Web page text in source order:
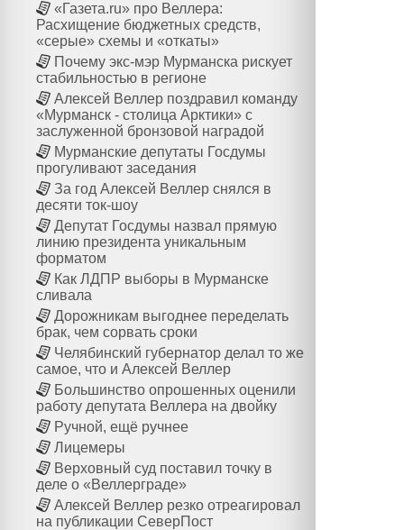
«Газета.ru» про Веллера:
Расхищение бюджетных средств,
«серые» схемы и «откаты»
Почему экс-мэр Мурманска рискует
стабильностью в регионе
Алексей Веллер поздравил команду
«Мурманск - столица Арктики» с
заслуженной бронзовой наградой
Мурманские депутаты Госдумы
прогуливают заседания
За год Алексей Веллер снялся в
десяти ток-шоу
Депутат Госдумы назвал прямую
линию президента уникальным
форматом
Как ЛДПР выборы в Мурманске
сливала
Дорожникам выгоднее переделать
брак, чем сорвать сроки
Челябинский губернатор делал то же
самое, что и Алексей Веллер
Большинство опрошенных оценили
работу депутата Веллера на двойку
Ручной, ещё ручнее
Лицемеры
Верховный суд поставил точку в
деле о «Веллерграде»
Алексей Веллер резко отреагировал
на публикации СеверПост